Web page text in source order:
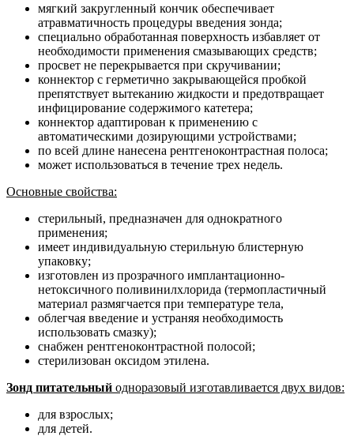
мягкий закругленный кончик обеспечивает
атравматичность процедуры введения зонда;
специально обработанная поверхность избавляет от
необходимости применения смазывающих средств;
просвет не перекрывается при скручивании;
коннектор с герметично закрывающейся пробкой
препятствует вытеканию жидкости и предотвращает
инфицирование содержимого катетера;
коннектор адаптирован к применению с
автоматическими дозирующими устройствами;
по всей длине нанесена рентгеноконтрастная полоса;
может использоваться в течение трех недель.
Основные свойства:
стерильный, предназначен для однократного
применения;
имеет индивидуальную стерильную блистерную
упаковку;
изготовлен из прозрачного имплантационно-
нетоксичного поливинилхлорида (термопластичный
материал размягчается при температуре тела,
облегчая введение и устраняя необходимость
использовать смазку);
снабжен рентгеноконтрастной полосой;
стерилизован оксидом этилена.
Зонд питательный одноразовый изготавливается двух видов:
для взрослых;
для детей.